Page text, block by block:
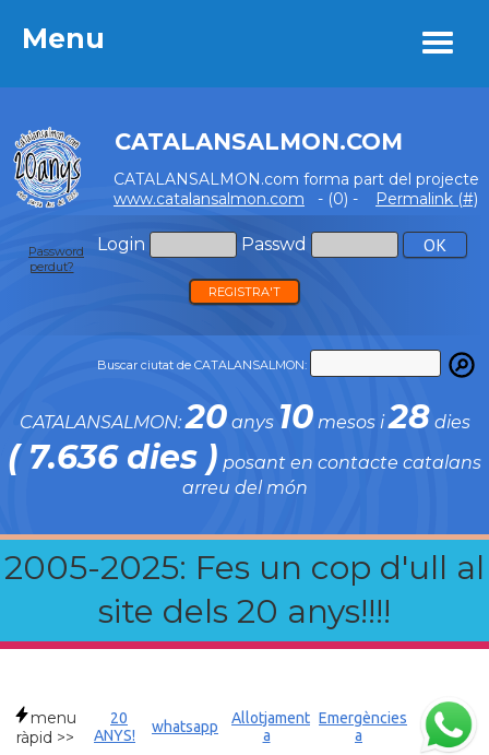
Menu
CATALANSALMON.COM
CATALANSALMON.com forma part del projecte
www.catalansalmon.com - (0) - Permalink (#)
Login Passwd
Password
perdut?
REGISTRA'T
Buscar ciutat de CATALANSALMON:
CATALANSALMON:20anys 10mesos i28 dies
( 7.636 dies ) posant en contacte catalans
arreu del món
2005-2025: Fes un cop d'ull al
site dels 20 anys!!!!
Menu
menu
ràpid >>
20
ANYS!
whatsapp
Allotjament
a
Emergències
a